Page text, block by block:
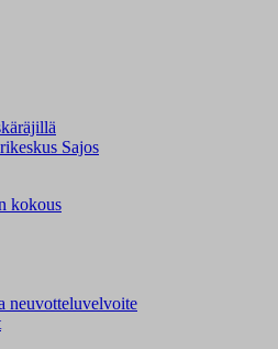
Sajos
kokous
neuvotteluvelvoite